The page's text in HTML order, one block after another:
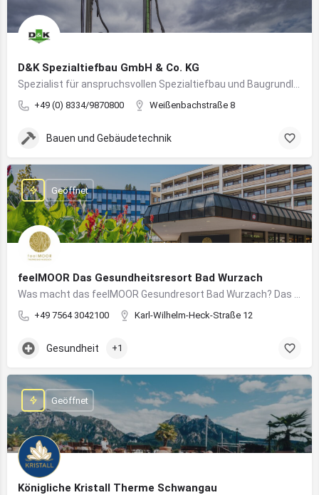
D&K Spezialtiefbau GmbH & Co. KG
+49 (0) 8334/9870800 Weißenbachstraße 8
Bauen und Gebäudetechnik
feelMOOR Das Gesundheitsresort Bad Wurzach
+49 7564 3042100 Karl-Wilhelm-Heck-Straße 12
Geöffnet
Gesundheit +1
Königliche Kristall Therme Schwangau
Geöffnet